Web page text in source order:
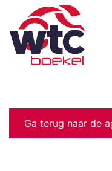
Ga terug naar de